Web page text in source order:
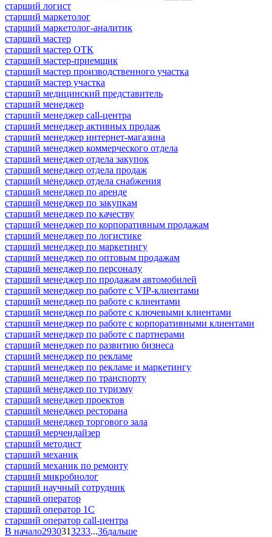
старший логист
старший маркетолог
старший маркетолог-аналитик
старший мастер
старший мастер ОТК
старший мастер-приемщик
старший мастер производственного участка
старший мастер участка
старший медицинский представитель
старший менеджер
старший менеджер call-центра
старший менеджер активных продаж
старший менеджер интернет-магазина
старший менеджер коммерческого отдела
старший менеджер отдела закупок
старший менеджер отдела продаж
старший менеджер отдела снабжения
старший менеджер по аренде
старший менеджер по закупкам
старший менеджер по качеству
старший менеджер по корпоративным продажам
старший менеджер по логистике
старший менеджер по маркетингу
старший менеджер по оптовым продажам
старший менеджер по персоналу
старший менеджер по продажам автомобилей
старший менеджер по работе с VIP-клиентами
старший менеджер по работе с клиентами
старший менеджер по работе с ключевыми клиентами
старший менеджер по работе с корпоративными клиентами
старший менеджер по работе с партнерами
старший менеджер по развитию бизнеса
старший менеджер по рекламе
старший менеджер по рекламе и маркетингу
старший менеджер по транспорту
старший менеджер по туризму
старший менеджер проектов
старший менеджер ресторана
старший менеджер торгового зала
старший мерчендайзер
старший методист
старший механик
старший механик по ремонту
старший микробиолог
старший научный сотрудник
старший оператор
старший оператор 1С
старший оператор call-центра
В начало2930313233...36дальше